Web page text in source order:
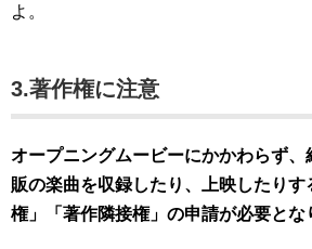
よ。
3.著作権に注意
オープニングムービーにかかわらず、
販の楽曲を収録したり、上映したりす
権」「著作隣接権」の申請が必要とな